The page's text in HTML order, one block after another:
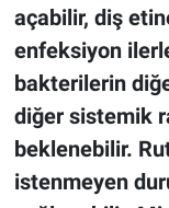
açabilir, diş
enfeksiyon
bakterilerin
diğer sistemik
beklenebilir.
istenmeyen